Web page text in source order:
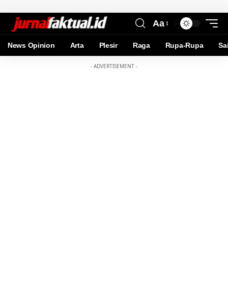
Aa
News Opinion Arta Plesir Raga Rupa-Rupa
- ADVERTISEMENT -